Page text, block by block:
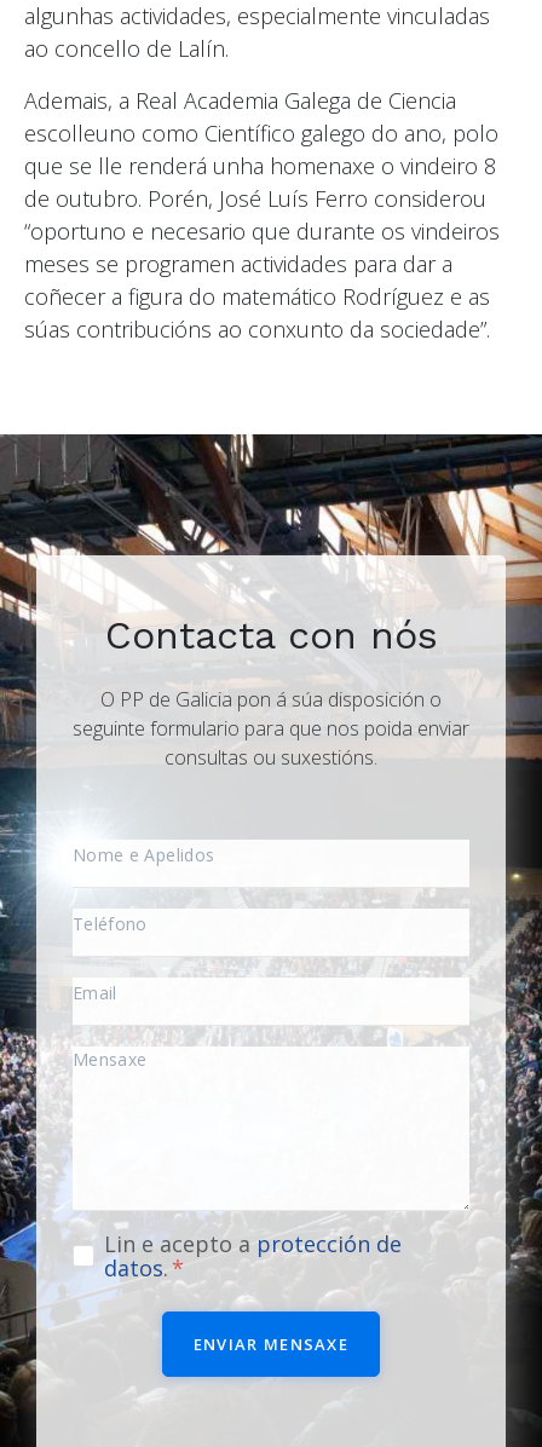
algunhas actividades, especialmente vinculadas
ao concello de Lalín.
Ademais, a Real Academia Galega de Ciencia
escolleuno como Científico galego do ano, polo
que se lle renderá unha homenaxe o vindeiro 8
de outubro. Porén, José Luís Ferro considerou
“oportuno e necesario que durante os vindeiros
meses se programen actividades para dar a
coñecer a figura do matemático Rodríguez e as
súas contribucións ao conxunto da sociedade”.
Contacta con nós
O PP de Galicia pon á súa disposición o
seguinte formulario para que nos poida enviar
consultas ou suxestións.
Lin e acepto a protección de
datos.
ENVIAR MENSAXE